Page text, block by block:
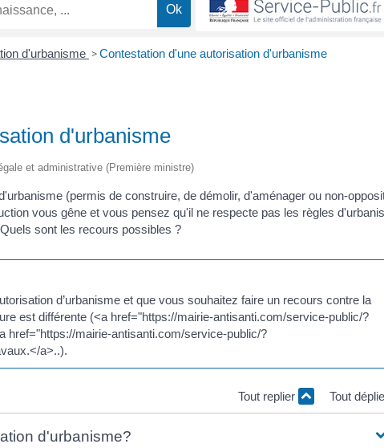
d'urbanisme >Contestation d'une autorisation d'urbanisme
d'urbanisme
et administrative (Première ministre)
(permis de construire, de démolir, d'aménager ou non-
vous gêne et vous pensez qu'il ne respecte pas les règles
sont les recours possibles ?
d’urbanisme et que vous souhaitez faire un recours contre la
est différente (<a href="https://mairie-antisanti.com/service-public/?
href="https://mairie-antisanti.com/service-public/?
a>..).
Tout replier Tout
d'urbanisme?